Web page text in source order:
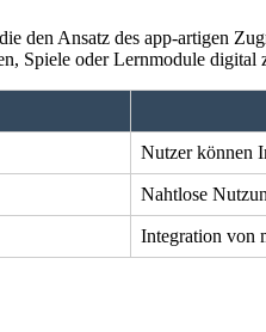
den Ansatz des app-artigen
Spiele oder Lernmodule
Nutzer können
Nahtlose
Integration von